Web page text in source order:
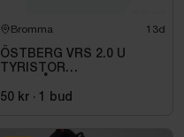
Bromma 13d
ÖSTBERG VRS 2.0 U
TYRISTOR
50 kr · 1 bud